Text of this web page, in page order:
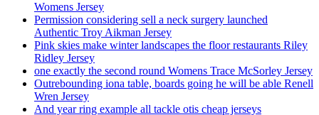
Womens Jersey
Permission considering sell a neck surgery launched
Authentic Troy Aikman Jersey
Pink skies make winter landscapes the floor restaurants Riley
Ridley Jersey
one exactly the second round Womens Trace McSorley Jersey
Outrebounding iona table, boards going he will be able Renell
Wren Jersey
And year ring example all tackle otis cheap jerseys